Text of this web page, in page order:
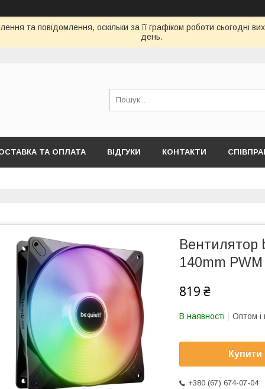
та повідомлення, оскільки за її графіком роботи сьогодні
день.
ТА ОПЛАТА ВІДГУКИ КОНТАКТИ
Вентилятор
140mm
819 ₴
В наявності Оптом і
Купити
+380 (67) 674-07-04